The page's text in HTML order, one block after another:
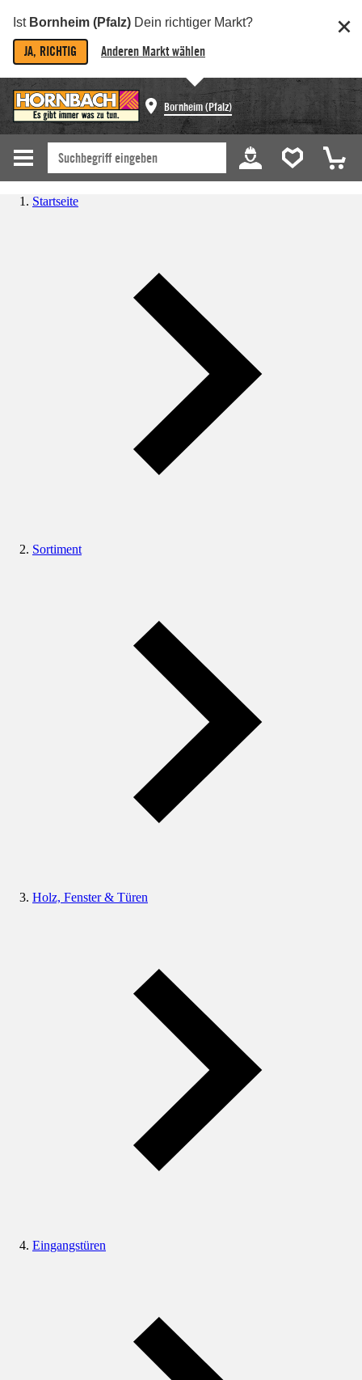
Ist Bornheim (Pfalz) Dein richtiger Markt?
JA, RICHTIG Anderen Markt wählen
Bornheim (Pfalz)
Startseite
Sortiment
Holz, Fenster & Türen
Eingangstüren